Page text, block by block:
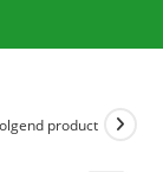
product